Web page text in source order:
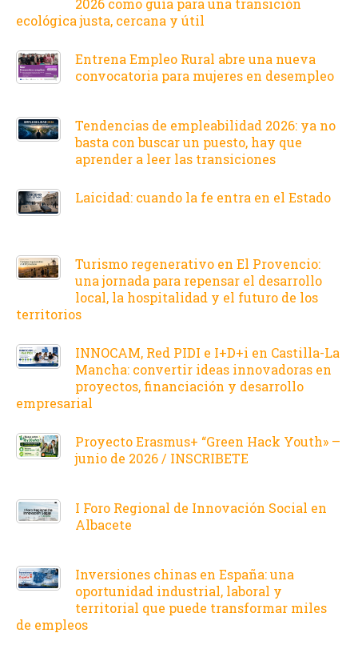
2026 como guía para una transición
ecológica justa, cercana y útil
Entrena Empleo Rural abre una nueva
convocatoria para mujeres en desempleo
Tendencias de empleabilidad 2026: ya no
basta con buscar un puesto, hay que
aprender a leer las transiciones
Laicidad: cuando la fe entra en el Estado
Turismo regenerativo en El Provencio:
una jornada para repensar el desarrollo
local, la hospitalidad y el futuro de los
territorios
INNOCAM, Red PIDI e I+D+i en Castilla-La
Mancha: convertir ideas innovadoras en
proyectos, financiación y desarrollo
empresarial
Proyecto Erasmus+ “Green Hack Youth» –
junio de 2026 / INSCRIBETE
I Foro Regional de Innovación Social en
Albacete
Inversiones chinas en España: una
oportunidad industrial, laboral y
territorial que puede transformar miles
de empleos